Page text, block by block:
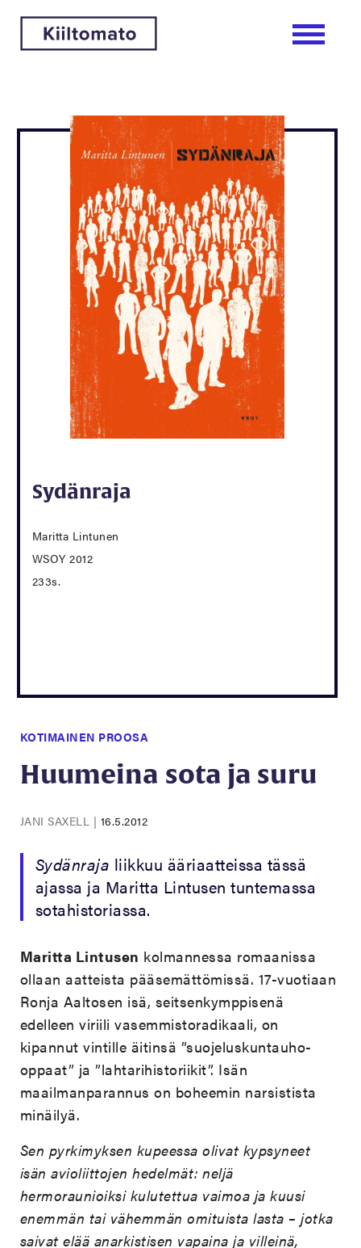
Sydänraja
Maritta Lintunen
WSOY 2012
233s.
KOTIMAINEN PROOSA
Huumeina sota ja suru
JANI SAXELL | 16.5.2012
Sydänraja liikkuu ääriaatteissa tässä
ajassa ja Maritta Lintusen tuntemassa
sotahistoriassa.
Maritta Lintusen kolmannessa romaanissa
ollaan aatteista pääsemättömissä. 17-vuotiaan
Ronja Aaltosen isä, seitsenkymppisenä
edelleen viriili vasemmistoradikaali, on
kipannut vintille äitinsä ”suojeluskuntauho-
oppaat” ja ”lahtarihistoriikit”. Isän
maailmanparannus on boheemin narsistista
minäilyä.
Sen pyrkimyksen kupeessa olivat kypsyneet
isän avioliittojen hedelmät: neljä
hermoraunioiksi kulutettua vaimoa ja kuusi
enemmän tai vähemmän omituista lasta – jotka
saivat elää anarkistisen vapaina ja villeinä,